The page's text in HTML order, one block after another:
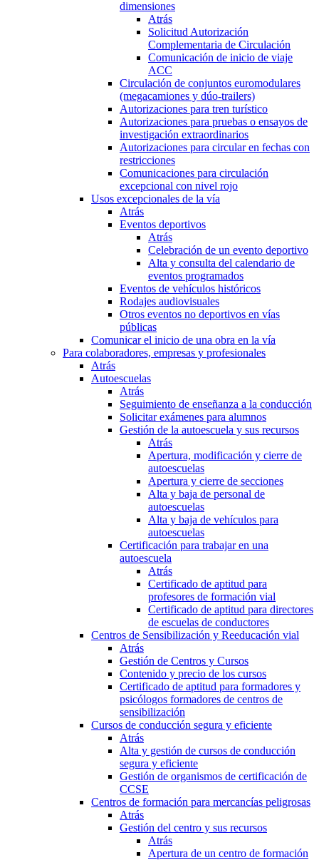
dimensiones
Atrás
Solicitud Autorización
Complementaria de Circulación
Comunicación de inicio de viaje
ACC
Circulación de conjuntos euromodulares
(megacamiones y dúo-trailers)
Autorizaciones para tren turístico
Autorizaciones para pruebas o ensayos de
investigación extraordinarios
Autorizaciones para circular en fechas con
restricciones
Comunicaciones para circulación
excepcional con nivel rojo
Usos excepcionales de la vía
Atrás
Eventos deportivos
Atrás
Celebración de un evento deportivo
Alta y consulta del calendario de
eventos programados
Eventos de vehículos históricos
Rodajes audiovisuales
Otros eventos no deportivos en vías
públicas
Comunicar el inicio de una obra en la vía
Para colaboradores, empresas y profesionales
Atrás
Autoescuelas
Atrás
Seguimiento de enseñanza a la conducción
Solicitar exámenes para alumnos
Gestión de la autoescuela y sus recursos
Atrás
Apertura, modificación y cierre de
autoescuelas
Apertura y cierre de secciones
Alta y baja de personal de
autoescuelas
Alta y baja de vehículos para
autoescuelas
Certificación para trabajar en una
autoescuela
Atrás
Certificado de aptitud para
profesores de formación vial
Certificado de aptitud para directores
de escuelas de conductores
Centros de Sensibilización y Reeducación vial
Atrás
Gestión de Centros y Cursos
Contenido y precio de los cursos
Certificado de aptitud para formadores y
psicólogos formadores de centros de
sensibilización
Cursos de conducción segura y eficiente
Atrás
Alta y gestión de cursos de conducción
segura y eficiente
Gestión de organismos de certificación de
CCSE
Centros de formación para mercancías peligrosas
Atrás
Gestión del centro y sus recursos
Atrás
Apertura de un centro de formación